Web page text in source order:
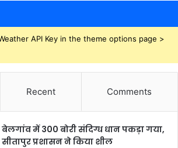
API Key in the theme options page >
Recent Comments
बेलगांव में 300 बोरी संदिग्ध धान पकड़ा गया,
सीतापुर प्रशासन ने किया शील